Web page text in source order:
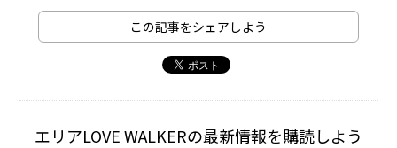
この記事をシェアしよう
エリアLOVE WALKERの最新情報を購読しよう